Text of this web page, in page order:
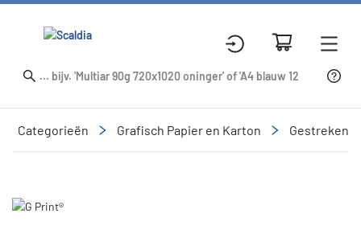
Categorieën Grafisch Papier en Karton Gestreken
Slide 1 of 1